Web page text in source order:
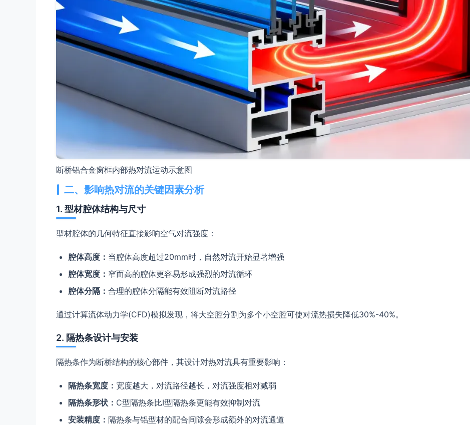
断桥铝合金窗框内部热对流运动示意图
二、影响热对流的关键因素分析
1. 型材腔体结构与尺寸
型材腔体的几何特征直接影响空气对流强度：
腔体高度： 当腔体高度超过20mm时，自然对流开始显著增强
腔体宽度： 窄而高的腔体更容易形成强烈的对流循环
腔体分隔： 合理的腔体分隔能有效阻断对流路径
通过计算流体动力学(CFD)模拟发现，将大空腔分割为多个小空腔可使对流热损失降低30%-40%。
2. 隔热条设计与安装
隔热条作为断桥结构的核心部件，其设计对热对流具有重要影响：
隔热条宽度： 宽度越大，对流路径越长，对流强度相对减弱
隔热条形状： C型隔热条比I型隔热条更能有效抑制对流
安装精度： 隔热条与铝型材的配合间隙会形成额外的对流通道